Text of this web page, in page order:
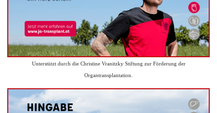
Unterstützt durch die Christine Vranitzky Stiftung zur Förderung der
Organtransplantation.